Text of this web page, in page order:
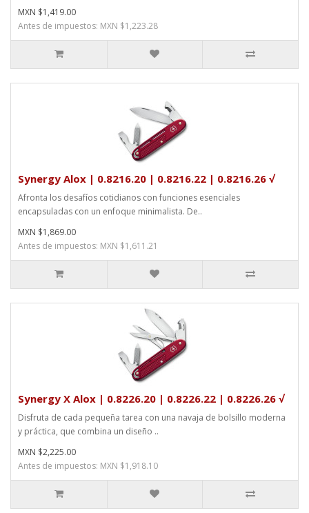
MXN $1,419.00
Antes de impuestos: MXN $1,223.28
Synergy Alox | 0.8216.20 | 0.8216.22 | 0.8216.26 √
Afronta los desafíos cotidianos con funciones esenciales
encapsuladas con un enfoque minimalista. De..
MXN $1,869.00
Antes de impuestos: MXN $1,611.21
Synergy X Alox | 0.8226.20 | 0.8226.22 | 0.8226.26 √
Disfruta de cada pequeña tarea con una navaja de bolsillo moderna
y práctica, que combina un diseño ..
MXN $2,225.00
Antes de impuestos: MXN $1,918.10